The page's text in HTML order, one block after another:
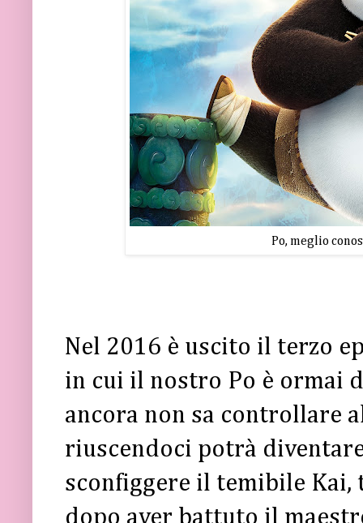
Po, meglio
Nel 2016 è uscito il terzo
in cui il nostro Po è ormai
ancora non sa controllare
riuscendoci potrà
sconfiggere il temibile